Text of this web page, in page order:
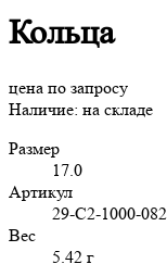
Кольца
цена по запросу
Наличие: на складе
Размер
17.0
Артикул
29-C2-1000-
Вес
5.42 г